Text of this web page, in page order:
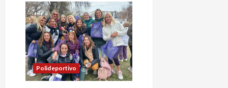
La
Liga
Sanrafaelina
de
Fútbol
le
rescindió
el
contrato
a
Andrés
Merlos
Polideportivo